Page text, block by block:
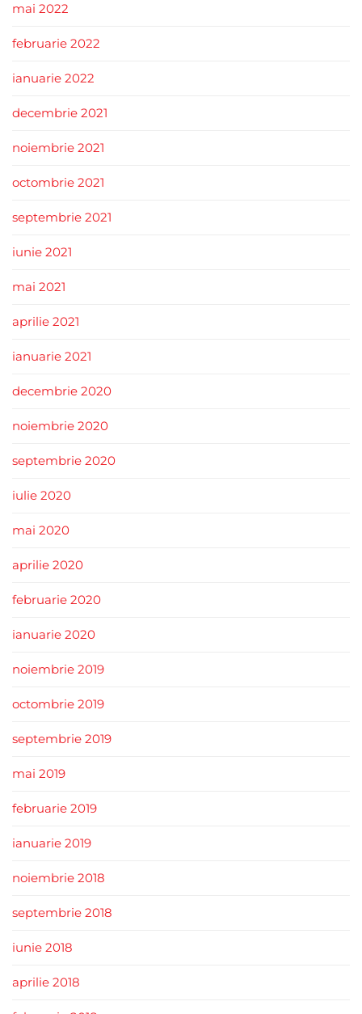
mai 2022
februarie 2022
ianuarie 2022
decembrie 2021
noiembrie 2021
octombrie 2021
septembrie 2021
iunie 2021
mai 2021
aprilie 2021
ianuarie 2021
decembrie 2020
noiembrie 2020
septembrie 2020
iulie 2020
mai 2020
aprilie 2020
februarie 2020
ianuarie 2020
noiembrie 2019
octombrie 2019
septembrie 2019
mai 2019
februarie 2019
ianuarie 2019
noiembrie 2018
septembrie 2018
iunie 2018
aprilie 2018